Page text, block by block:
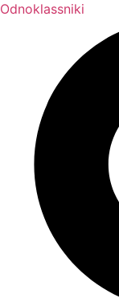
Odnoklassniki